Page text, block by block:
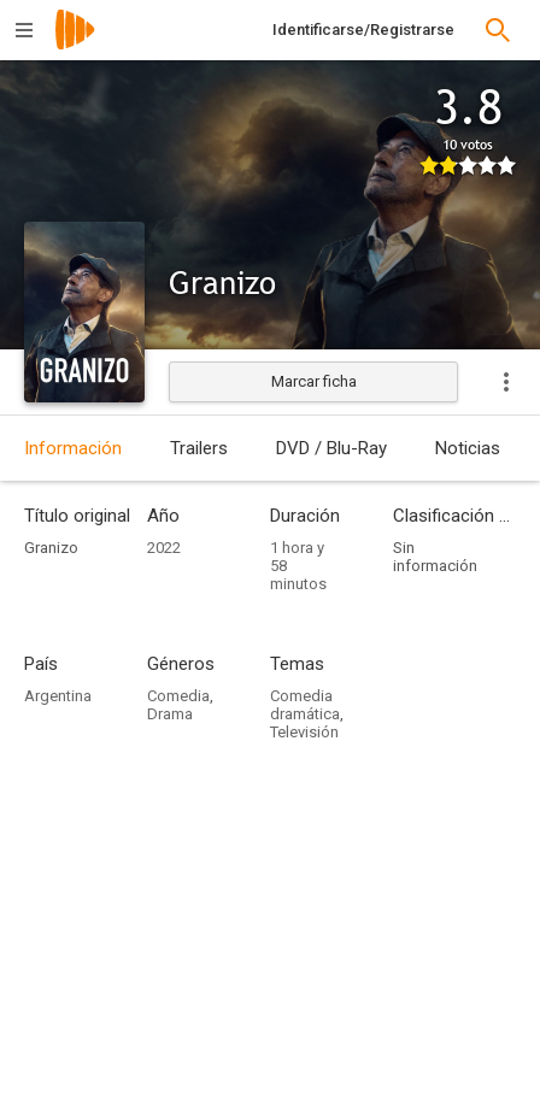
Identificarse/Registrarse
3.8
10 votos
Granizo
Estrenada
Marcar ficha
Información Trailers DVD / Blu-Ray Noticias
Título original
Granizo
Año
2022
Duración
1 hora y
58
minutos
Clasificación por edades
Sin
información
País
Argentina
Géneros
Comedia,
Drama
Temas
Comedia
dramática,
Televisión